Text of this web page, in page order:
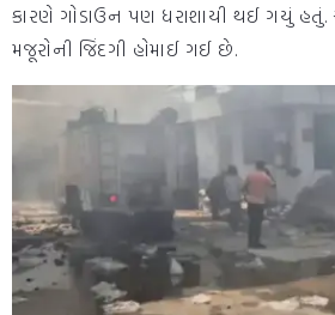
કારણે ગોડાઉન પણ ધરાશાયી થઈ ગયું હતું.
મજૂરોની જિંદગી હોમાઈ ગઈ છે.